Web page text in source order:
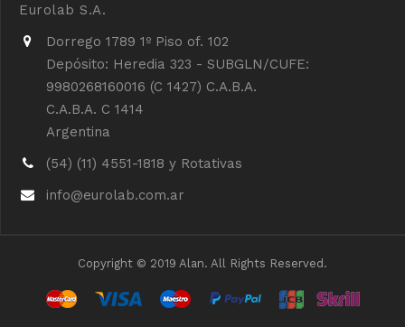
Eurolab S.A.
Dorrego 1789 1º Piso of. 102
Depósito: Heredia 323 - SUBGLN/CUFE:
9980268160016 (C 1427) C.A.B.A.
C.A.B.A. C 1414
Argentina
(54) (11) 4551-1818 y Rotativas
info@eurolab.com.ar
Copyright © 2019 Alan. All Rights Reserved.